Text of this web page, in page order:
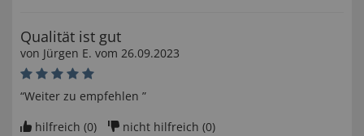
Qualität ist gut
von Jürgen E. vom 26.09.2023
“Weiter zu empfehlen ”
hilfreich (0) nicht hilfreich (0)